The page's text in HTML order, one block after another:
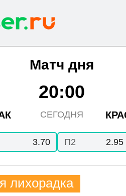
Матч дня
20:00
СЕГОДНЯ
3.70 П2 2.95
лихорадка